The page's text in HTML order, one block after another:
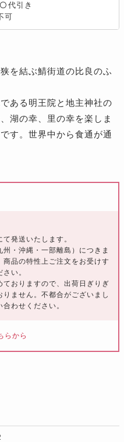
〇 代引き
可
を結ぶ鯖街道の比良のふ
ある明王院と地主神社の
湖の幸、里の幸を楽しま
す。世界中から食通が通
発送いたします。
・沖縄・一部離島）につきま
商品の特性上ご注文をお受けす
い。
おりますので、出荷日ぎりぎ
ません。不都合がございまし
わせください。
らから